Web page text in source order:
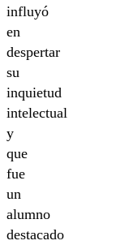
influyó
en
despertar
su
inquietud
intelectual
y
que
fue
un
alumno
destacado